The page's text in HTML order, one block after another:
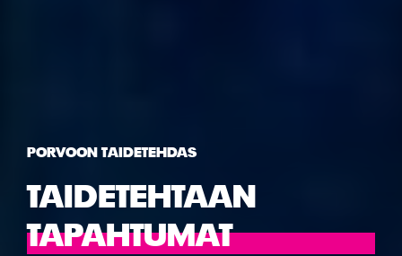
PORVOON TAIDETEHDAS
TAIDETEHTAAN
TAPAHTUMAT